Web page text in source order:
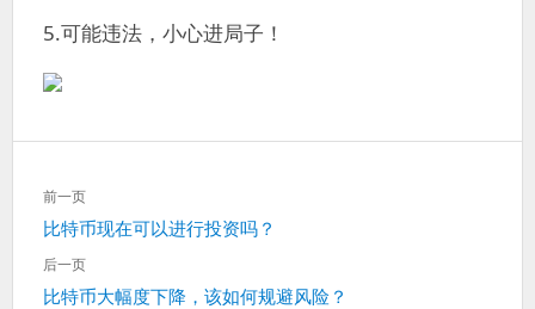
5.可能违法，小心进局子！
文
章
导
航
前一页
上
一
比特币现在可以进行投资吗？
后一页
下
比特币大幅度下降，该如何规避风险？